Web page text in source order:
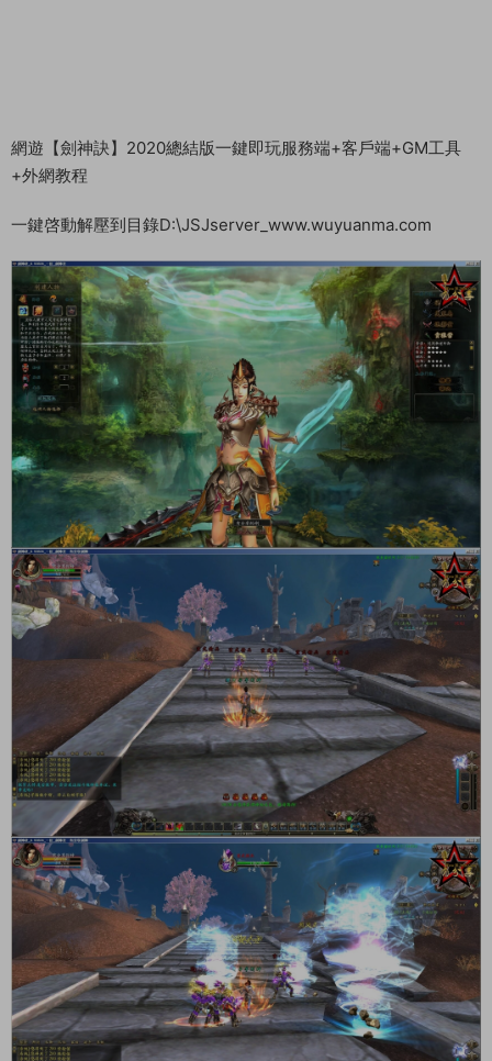
網遊【劍神訣】2020總結版一鍵即玩服務端+客戶端+GM工具
+外網教程
一鍵啓動解壓到目錄D:\JSJserver_www.wuyuanma.com